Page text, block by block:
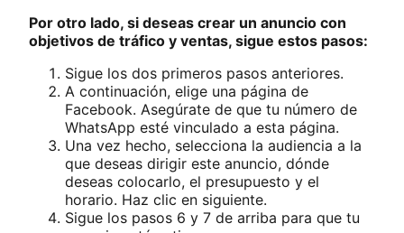
Por otro lado, si deseas crear un anuncio con
objetivos de tráfico y ventas, sigue estos pasos:
Sigue los dos primeros pasos anteriores.
A continuación, elige una página de
Facebook. Asegúrate de que tu número de
WhatsApp esté vinculado a esta página.
Una vez hecho, selecciona la audiencia a la
que deseas dirigir este anuncio, dónde
deseas colocarlo, el presupuesto y el
horario. Haz clic en siguiente.
Sigue los pasos 6 y 7 de arriba para que tu